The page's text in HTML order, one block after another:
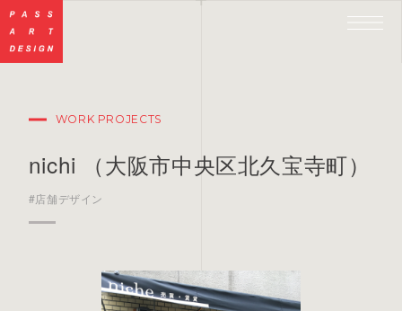
WORK PROJECTS
nichi （大阪市中央区北久宝寺町）
#店舗デザイン